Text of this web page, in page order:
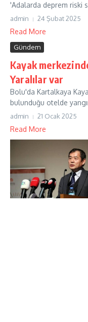
'Adalarda deprem riski
admin 24 Şubat 2025
Read More
Gündem
Kayak
Yaralılar var
Bolu'da Kartalkaya
bulunduğu otelde
admin 21 Ocak 2025
Read More